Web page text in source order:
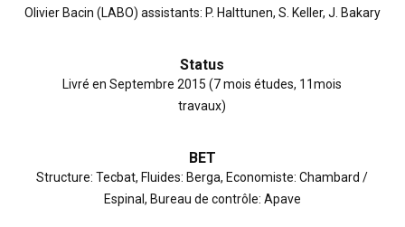
Olivier Bacin (LABO) assistants: P. Halttunen, S. Keller, J. Bakary
Status
Livré en Septembre 2015 (7 mois études, 11mois
travaux)
BET
Structure: Tecbat, Fluides: Berga, Economiste: Chambard /
Espinal, Bureau de contrôle: Apave